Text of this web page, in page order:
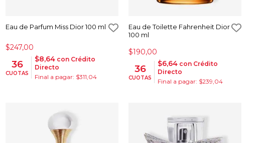
Eau de Parfum Miss Dior 100 ml
$247,00
36
CUOTAS
$8,64 con Crédito
Directo
Final a pagar: $311,04
Eau de Toilette Fahrenheit Dior
100 ml
$190,00
36
CUOTAS
$6,64 con Crédito
Directo
Final a pagar: $239,04